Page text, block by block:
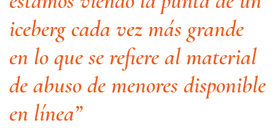
iceberg cada vez más grande
en lo que se refiere al material
de abuso de menores disponible
en línea”